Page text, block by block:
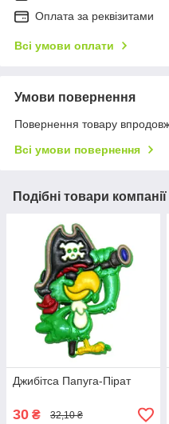
Оплата за реквізитами
Всі умови оплати
Умови повернення
Повернення товару
Всі умови повернення
Подібні товари компанії
Джибітса Папуга-Пірат
30 ₴ 32,10 ₴